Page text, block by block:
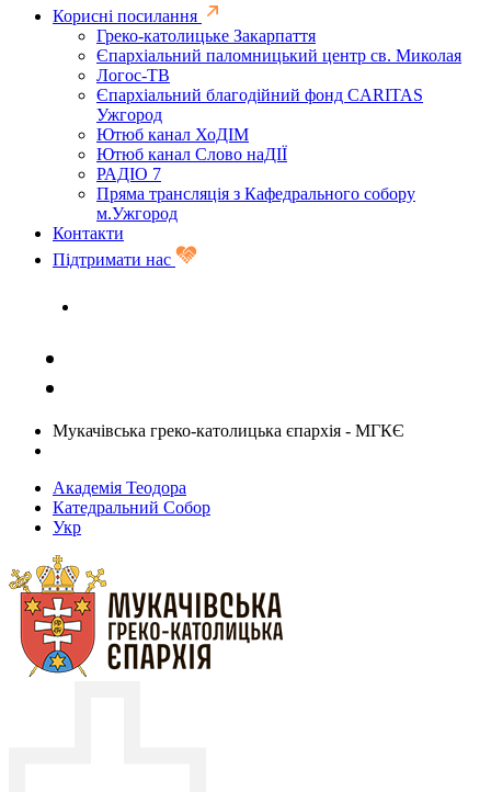
Корисні посилання
Греко-католицьке Закарпаття
Єпархіальний паломницький центр св. Миколая
Логос-ТВ
Єпархіальний благодійний фонд CARITAS
Ужгород
Ютюб канал ХоДІМ
Ютюб канал Слово наДІЇ
РАДІО 7
Пряма трансляція з Кафедрального собору
м.Ужгород
Контакти
Підтримати нас
Мукачівська греко-католицька єпархія - МГКЄ
Академія Теодора
Катедральний Собор
Укр